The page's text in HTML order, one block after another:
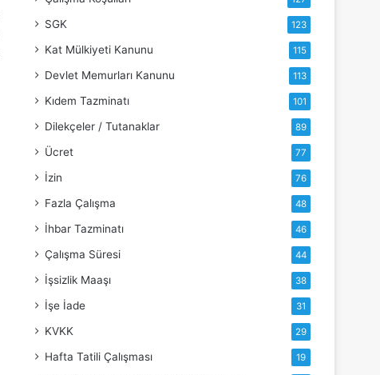
SGK 123
Kat Mülkiyeti Kanunu 115
Devlet Memurları Kanunu 113
Kıdem Tazminatı 101
Dilekçeler / Tutanaklar 89
Ücret 77
İzin 76
Fazla Çalışma 48
İhbar Tazminatı 46
Çalışma Süresi 44
İşsizlik Maaşı 38
İşe İade 31
KVKK 29
Hafta Tatili Çalışması 19